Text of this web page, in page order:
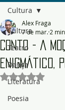
Cultura
Teatro
Dança
Literatura
Poesia
Cultura
Conto - A
enigmático,
Alex Fraga
7 de mar. 2
Avaliado